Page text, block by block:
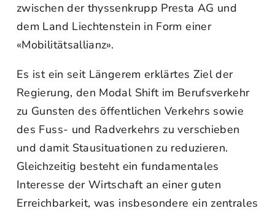
zwischen der thyssenkrupp Presta AG und
dem Land Liechtenstein in Form einer
«Mobilitätsallianz».
Es ist ein seit Längerem erklärtes Ziel der
Regierung, den Modal Shift im Berufsverkehr
zu Gunsten des öffentlichen Verkehrs sowie
des Fuss- und Radverkehrs zu verschieben
und damit Stausituationen zu reduzieren.
Gleichzeitig besteht ein fundamentales
Interesse der Wirtschaft an einer guten
Erreichbarkeit, was insbesondere ein zentrales